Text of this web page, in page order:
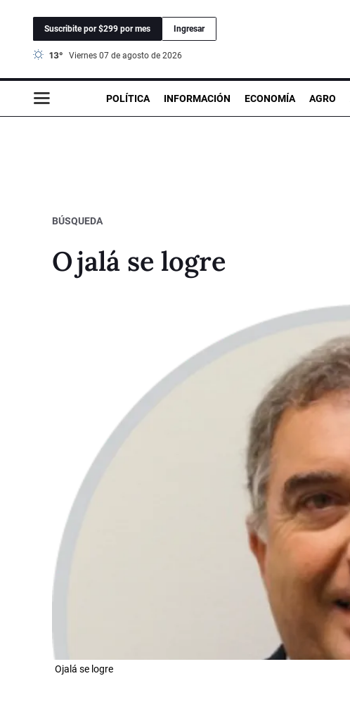
Suscribite por $299 por mes Ingresar
13° viernes 07 de agosto de 2026
POLÍTICA INFORMACIÓN ECONOMÍA AGRO
BÚSQUEDA
Ojalá se logre
Ojalá se logre